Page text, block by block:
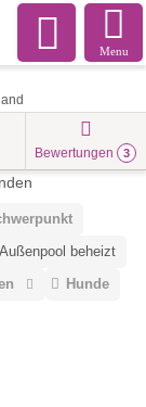
Menu
Bewertungen 3
Außenpool beheizt
Hunde